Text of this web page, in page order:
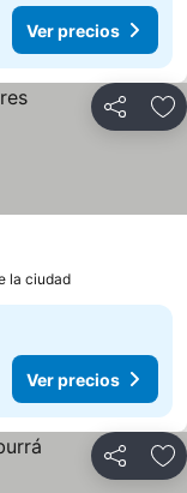
Ver precios
Compartir
la ciudad
Ver precios
Compartir